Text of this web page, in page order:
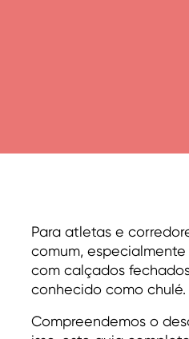
Para atletas e
comum,
com calçados
conhecido como chulé.
Compreendemos o